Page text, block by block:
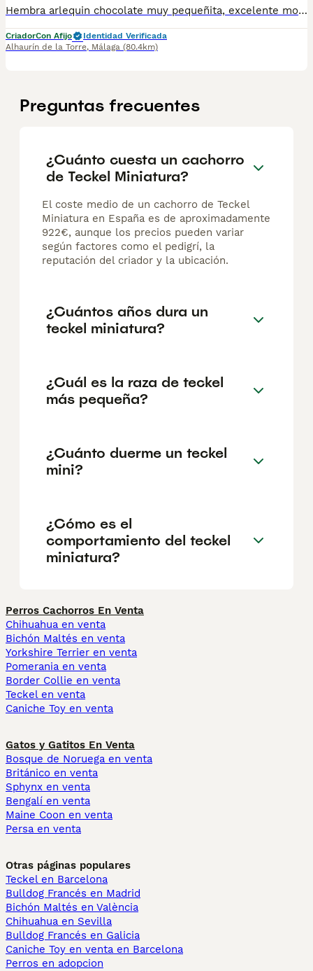
Hembra arlequin chocolate muy pequeñita, excelente morfología, haciendo sus necesidades en empapador. Se entrega chip, vacunas, pasaporte, desparasitaciones, contrato con garantías etc.
CriadorCon Afijo
Identidad Verificada
Alhaurín de la Torre, Málaga (80.4km)
Preguntas frecuentes
¿Cuánto cuesta un cachorro
de Teckel Miniatura?
El coste medio de un cachorro de Teckel
Miniatura en España es de aproximadamente
922€, aunque los precios pueden variar
según factores como el pedigrí, la
reputación del criador y la ubicación.
¿Cuántos años dura un
teckel miniatura?
¿Cuál es la raza de teckel
más pequeña?
¿Cuánto duerme un teckel
mini?
¿Cómo es el
comportamiento del teckel
miniatura?
Perros Cachorros En Venta
Chihuahua en venta
Bichón Maltés en venta
Yorkshire Terrier en venta
Pomerania en venta
Border Collie en venta
Teckel en venta
Caniche Toy en venta
Gatos y Gatitos En Venta
Bosque de Noruega en venta
Británico en venta
Sphynx en venta
Bengalí en venta
Maine Coon en venta
Persa en venta
Otras páginas populares
Teckel en Barcelona
Bulldog Francés en Madrid
Bichón Maltés en València
Chihuahua en Sevilla
Bulldog Francés en Galicia
Caniche Toy en venta en Barcelona
Perros en adopcion